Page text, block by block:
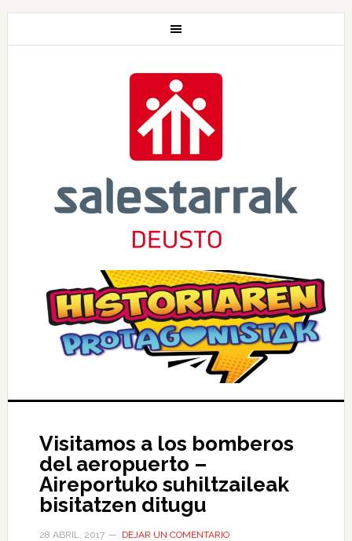
Visitamos a los bomberos
del aeropuerto –
Aireportuko suhiltzaileak
bisitatzen ditugu
28 ABRIL, 2017 DEJAR UN COMENTARIO